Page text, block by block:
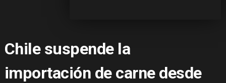
Chile suspende la
importación de carne desde